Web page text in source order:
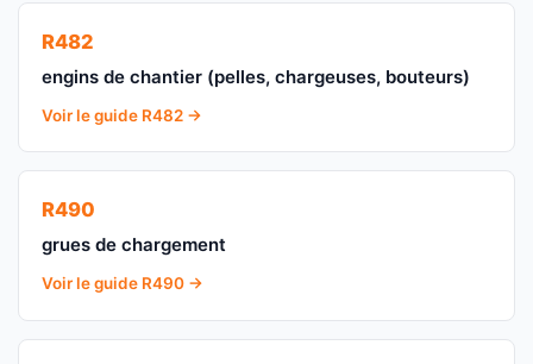
R482
engins de chantier (pelles, chargeuses, bouteurs)
Voir le guide R482 →
R490
grues de chargement
Voir le guide R490 →